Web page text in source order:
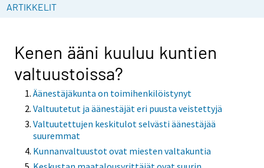
ARTIKKELIT
Kenen ääni kuuluu kuntien
valtuustoissa?
Äänestäjäkunta on toimihenkilöistynyt
Valtuutetut ja äänestäjät eri puusta veistettyjä
Valtuutettujen keskitulot selvästi äänestäjää
suuremmat
Kunnanvaltuustot ovat miesten valtakuntia